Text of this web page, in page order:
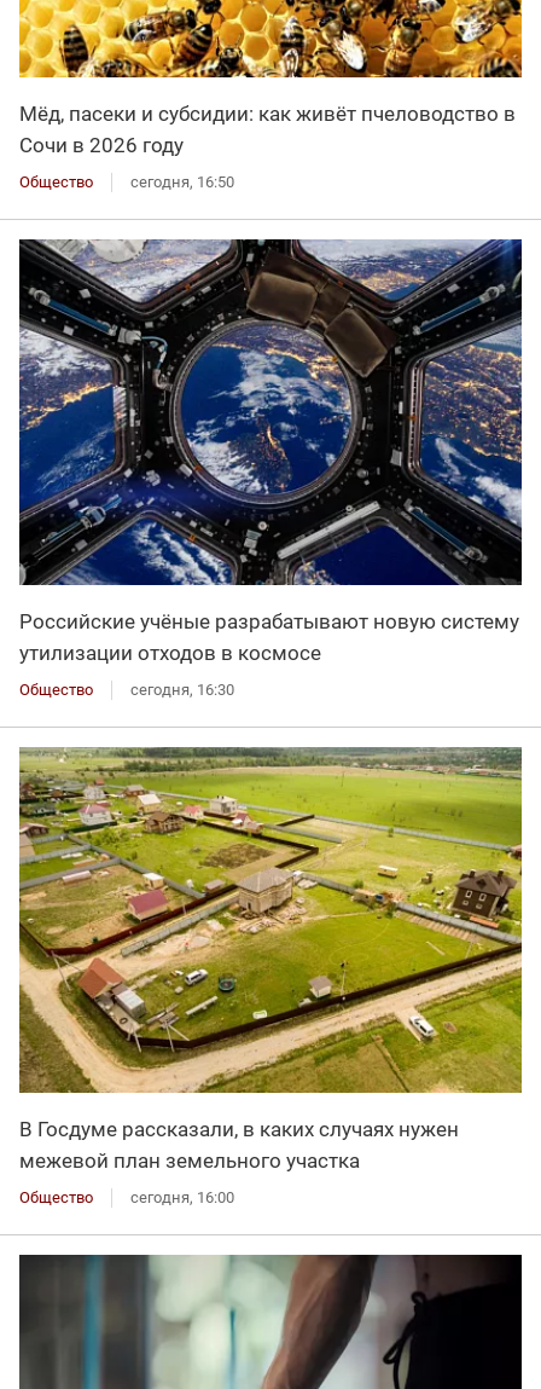
Мёд, пасеки и субсидии: как живёт пчеловодство в
Сочи в 2026 году
Общество сегодня, 16:50
Российские учёные разрабатывают новую систему
утилизации отходов в космосе
Общество сегодня, 16:30
В Госдуме рассказали, в каких случаях нужен
межевой план земельного участка
Общество сегодня, 16:00